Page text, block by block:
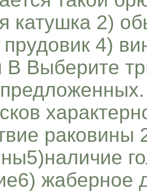
катушка 2)
4)
В Выберите
раковины
жаберное